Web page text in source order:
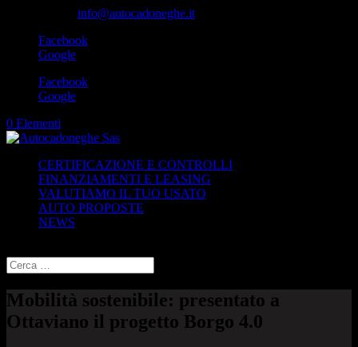
info@autocadoneghe.it
Facebook
Google
Facebook
Google
0 Elementi
CERTIFICAZIONE E CONTROLLI
FINANZIAMENTI E LEASING
VALUTIAMO IL TUO USATO
AUTO PROPOSTE
NEWS
Mobilità sostenibile: presentato a
Ottaviano il progetto Borgo 4.0